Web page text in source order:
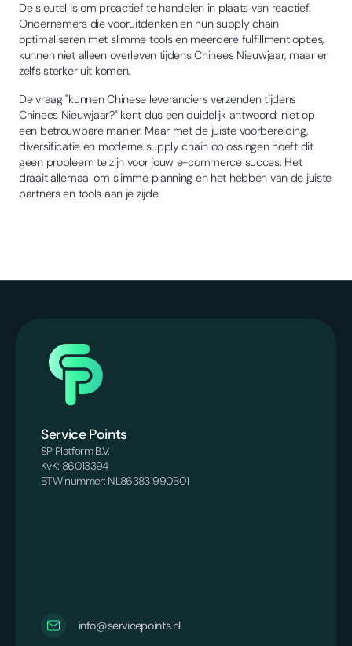
De sleutel is om proactief te handelen in plaats van reactief.
Ondernemers die vooruitdenken en hun supply chain
optimaliseren met slimme tools en meerdere fulfillment opties,
kunnen niet alleen overleven tijdens Chinees Nieuwjaar, maar er
zelfs sterker uit komen.
De vraag "kunnen Chinese leveranciers verzenden tijdens
Chinees Nieuwjaar?" kent dus een duidelijk antwoord: niet op
een betrouwbare manier. Maar met de juiste voorbereiding,
diversificatie en moderne supply chain oplossingen hoeft dit
geen probleem te zijn voor jouw e-commerce succes. Het
draait allemaal om slimme planning en het hebben van de juiste
partners en tools aan je zijde.
Service Points
SP Platform B.V.
KvK: 86013394
BTW nummer: NL863831990B01
info@servicepoints.nl